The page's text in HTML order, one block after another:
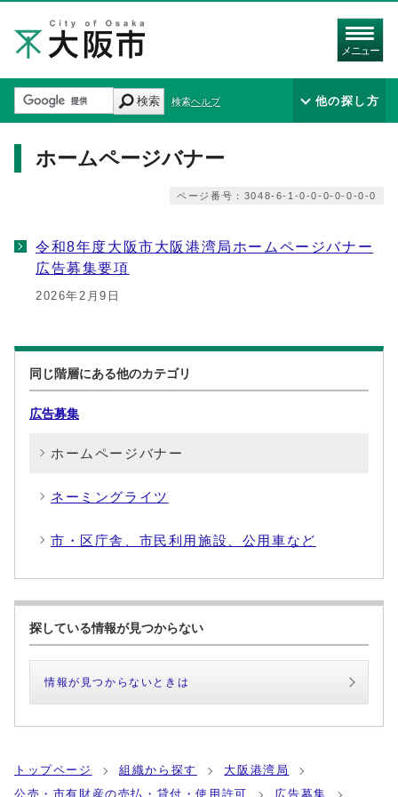
メニュー
検索 検索ヘルプ 他の探し方
ホームページバナー
ページ番号：3048-6-1-0-0-0-0-0-0-0
令和8年度大阪市大阪港湾局ホームページバナー
広告募集要項
2026年2月9日
同じ階層にある他のカテゴリ
広告募集
ホームページバナー
ネーミングライツ
市・区庁舎、市民利用施設、公用車など
探している情報が見つからない
情報が見つからないときは
トップページ 組織から探す
大阪港湾局
公売・市有財産の売払・貸付・使用許可
広告募集